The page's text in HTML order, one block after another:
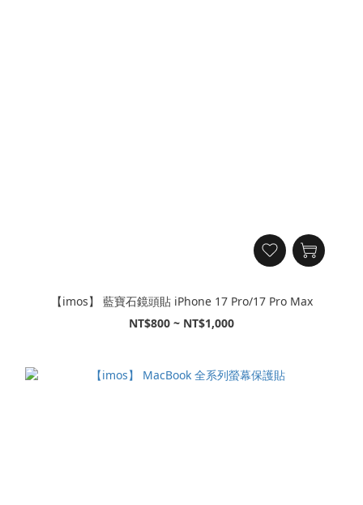
【imos】 藍寶石鏡頭貼 iPhone 17 Pro/17 Pro Max
NT$800 ~ NT$1,000